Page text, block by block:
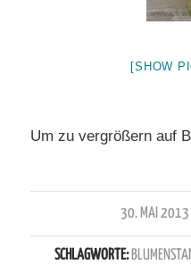
[SHOW
Um zu vergrößern auf
30. MAI 2013
/
SCHLAGWORTE: